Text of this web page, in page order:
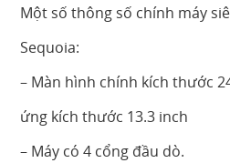
Một số thông số chính máy
Sequoia:
– Màn hình chính kích thước
ứng kích thước 13.3 inch
– Máy có 4 cổng đầu dò.